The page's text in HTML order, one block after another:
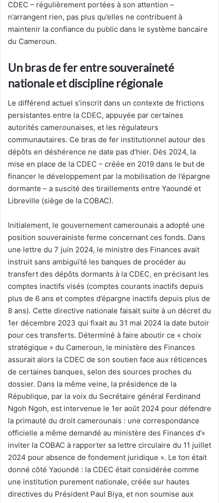
CDEC – régulièrement portées à son attention –
n’arrangent rien, pas plus qu’elles ne contribuent à
maintenir la confiance du public dans le système bancaire
du Cameroun.
Un bras de fer entre souveraineté
nationale et discipline régionale
Le différend actuel s’inscrit dans un contexte de frictions
persistantes entre la CDEC, appuyée par certaines
autorités camerounaises, et les régulateurs
communautaires. Ce bras de fer institutionnel autour des
dépôts en déshérence ne date pas d’hier. Dès 2024, la
mise en place de la CDEC – créée en 2019 dans le but de
financer le développement par la mobilisation de l’épargne
dormante – a suscité des tiraillements entre Yaoundé et
Libreville (siège de la COBAC).
Initialement, le gouvernement camerounais a adopté une
position souverainiste ferme concernant ces fonds. Dans
une lettre du 7 juin 2024, le ministre des Finances avait
instruit sans ambiguïté les banques de procéder au
transfert des dépôts dormants à la CDEC, en précisant les
comptes inactifs visés (comptes courants inactifs depuis
plus de 6 ans et comptes d’épargne inactifs depuis plus de
8 ans). Cette directive nationale faisait suite à un décret du
1er décembre 2023 qui fixait au 31 mai 2024 la date butoir
pour ces transferts. Déterminé à faire aboutir ce « choix
stratégique » du Cameroun, le ministère des Finances
assurait alors la CDEC de son soutien face aux réticences
de certaines banques, selon des sources proches du
dossier. Dans la même veine, la présidence de la
République, par la voix du Secrétaire général Ferdinand
Ngoh Ngoh, est intervenue le 1er août 2024 pour défendre
la primauté du droit camerounais : une correspondance
officielle a même demandé au ministère des Finances d’«
inviter la COBAC à rapporter sa lettre circulaire du 11 juillet
2024 pour absence de fondement juridique ». Le ton était
donné côté Yaoundé : la CDEC était considérée comme
une institution purement nationale, créée sur hautes
directives du Président Paul Biya, et non soumise aux